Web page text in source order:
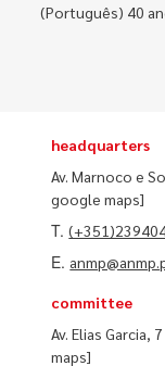
(Português) 40
headquarters
Av. Marnoco e
google maps]
T.
E.
committee
Av. Elias Garcia,
maps]